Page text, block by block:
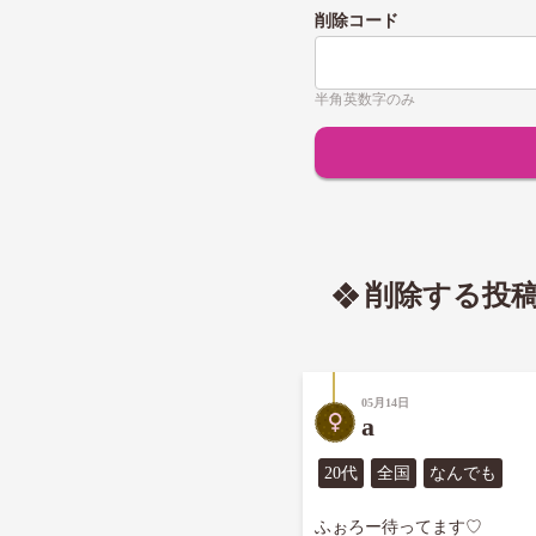
削除コード
半角英数字のみ
削除する投
05月14日
a
20代 全国 なんでも
ふぉろー待ってます♡